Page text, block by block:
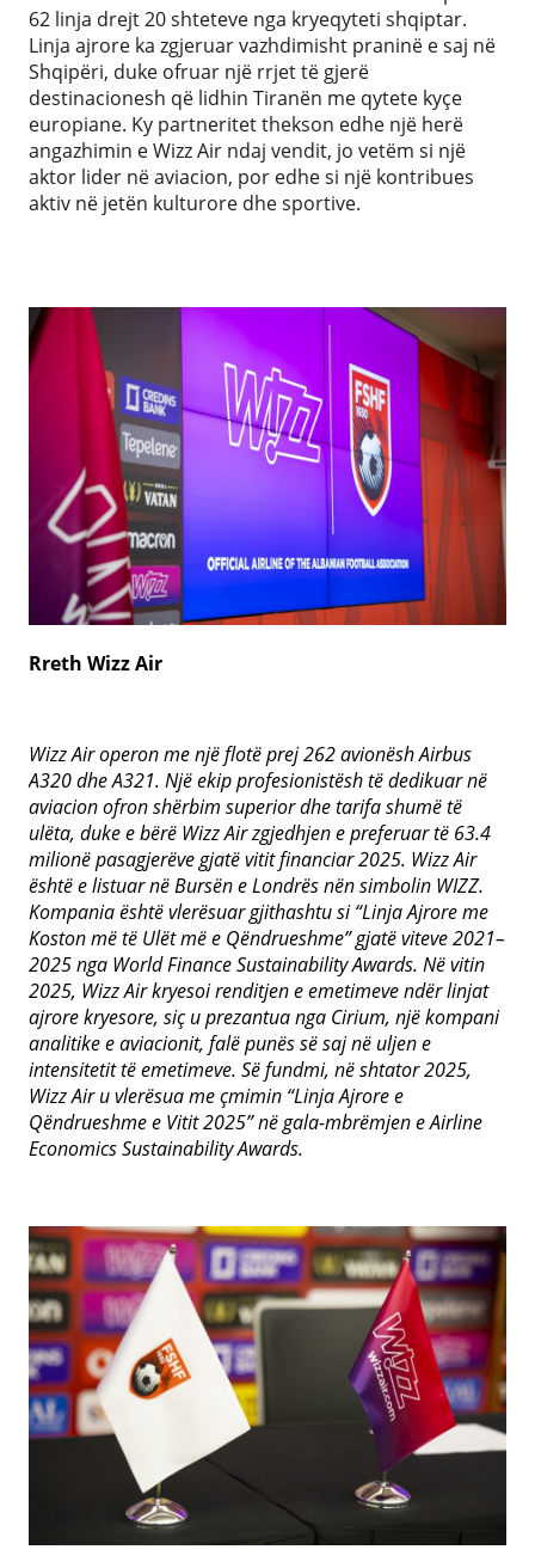
62 linja drejt 20 shteteve nga kryeqyteti shqiptar.
Linja ajrore ka zgjeruar vazhdimisht praninë e saj në
Shqipëri, duke ofruar një rrjet të gjerë
destinacionesh që lidhin Tiranën me qytete kyçe
europiane. Ky partneritet thekson edhe një herë
angazhimin e Wizz Air ndaj vendit, jo vetëm si një
aktor lider në aviacion, por edhe si një kontribues
aktiv në jetën kulturore dhe sportive.
Rreth Wizz Air
Wizz Air operon me një flotë prej 262 avionësh Airbus
A320 dhe A321. Një ekip profesionistësh të dedikuar në
aviacion ofron shërbim superior dhe tarifa shumë të
ulëta, duke e bërë Wizz Air zgjedhjen e preferuar të 63.4
milionë pasagjerëve gjatë vitit financiar 2025. Wizz Air
është e listuar në Bursën e Londrës nën simbolin WIZZ.
Kompania është vlerësuar gjithashtu si “Linja Ajrore me
Koston më të Ulët më e Qëndrueshme” gjatë viteve 2021–
2025 nga World Finance Sustainability Awards. Në vitin
2025, Wizz Air kryesoi renditjen e emetimeve ndër linjat
ajrore kryesore, siç u prezantua nga Cirium, një kompani
analitike e aviacionit, falë punës së saj në uljen e
intensitetit të emetimeve. Së fundmi, në shtator 2025,
Wizz Air u vlerësua me çmimin “Linja Ajrore e
Qëndrueshme e Vitit 2025” në gala-mbrëmjen e Airline
Economics Sustainability Awards.